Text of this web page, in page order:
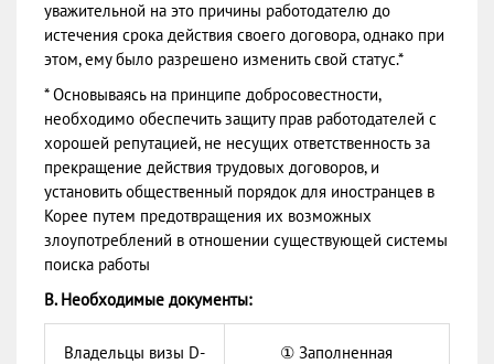
уважительной на это причины работодателю до
истечения срока действия своего договора, однако при
этом, ему было разрешено изменить свой статус.*
* Основываясь на принципе добросовестности,
необходимо обеспечить защиту прав работодателей c
хорошей репутацией, не несущих ответственность за
прекращение действия трудовых договоров, и
установить общественный порядок для иностранцев в
Корее путем предотвращения их возможных
злоупотреблений в отношении существующей системы
поиска работы
В. Необходимые документы:
Владельцы визы D-
① Заполненная